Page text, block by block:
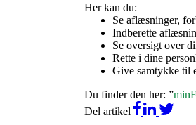
Her kan du:
Se aflæsninger,
Indberette
Se oversigt over
Rette i dine
Give samtykke til
Du finder den her: ”
Del artikel